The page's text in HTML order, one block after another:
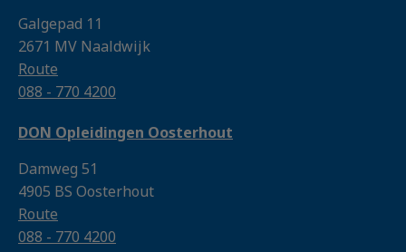
Galgepad 11
2671 MV Naaldwijk
Route
088 - 770 4200
DON Opleidingen Oosterhout
Damweg 51
4905 BS Oosterhout
Route
088 - 770 4200